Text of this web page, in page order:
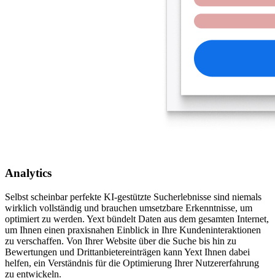
Analytics
Selbst scheinbar perfekte KI-gestützte Sucherlebnisse sind niemals
wirklich vollständig und brauchen umsetzbare Erkenntnisse, um
optimiert zu werden. Yext bündelt Daten aus dem gesamten Internet,
um Ihnen einen praxisnahen Einblick in Ihre Kundeninteraktionen
zu verschaffen. Von Ihrer Website über die Suche bis hin zu
Bewertungen und Drittanbietereinträgen kann Yext Ihnen dabei
helfen, ein Verständnis für die Optimierung Ihrer Nutzererfahrung
zu entwickeln.